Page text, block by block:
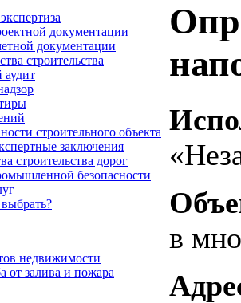
документации
документации
строительства
аудит
строительного объекта
заключения
строительства дорог
безопасности
недвижимости
от залива и пожара
в